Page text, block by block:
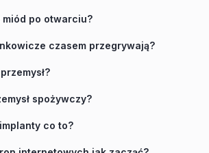
miód po otwarciu?
czasem przegrywają?
spożywczy?
co to?